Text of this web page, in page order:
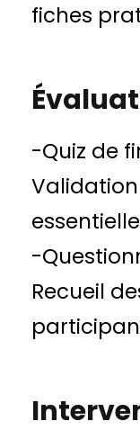
fiches
-Quiz de
-
Recueil